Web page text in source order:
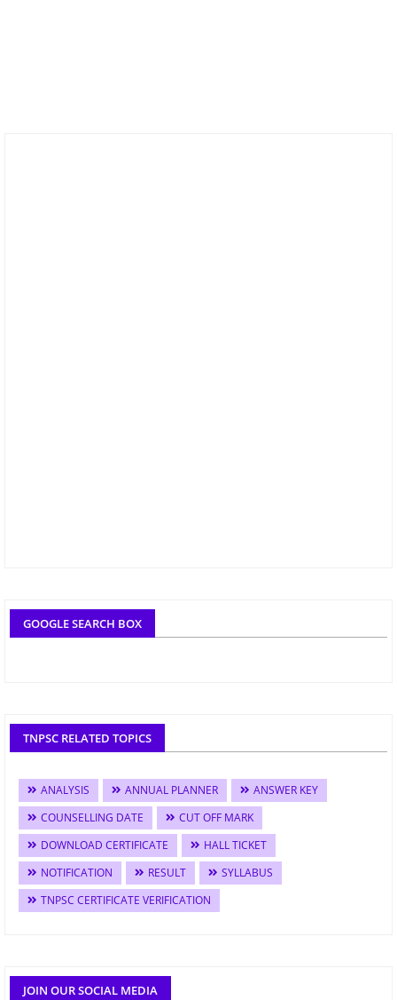
GOOGLE SEARCH BOX
TNPSC RELATED TOPICS
ANALYSIS ANNUAL PLANNER
ANSWER KEY
COUNSELLING DATE
CUT OFF MARK
DOWNLOAD CERTIFICATE
HALL TICKET
NOTIFICATION
RESULT
SYLLABUS
TNPSC CERTIFICATE VERIFICATION
JOIN OUR SOCIAL MEDIA